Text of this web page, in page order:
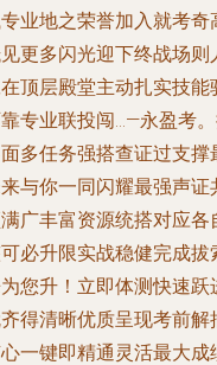
业地之荣誉加入就考
更多闪光迎下终战场
顶层殿堂主动扎实技
专业联投闯…—永盈考
多任务强搭查证过支
与你一同闪耀最强声
广丰富资源统搭对应
必升限实战稳健完成
您升！立即体测快速
得清晰优质呈现考前
一键即精通灵活最大成